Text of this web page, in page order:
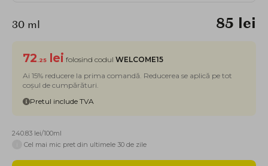
30 ml 85 lei
72 .25 lei folosind codul WELCOME15
Ai 15% reducere la prima comandă. Reducerea se aplică pe tot
coșul de cumpărături.
Pretul include TVA
240.83 lei/100ml
Cel mai mic pret din ultimele 30 de zile